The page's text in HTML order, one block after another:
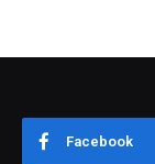
Facebook